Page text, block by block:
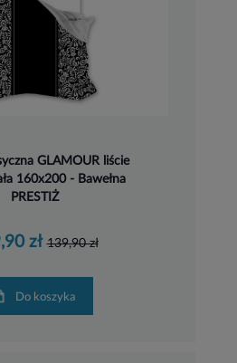
GLAMOUR liście
160x200 - Bawełna
PRESTIŻ
zł 139,90 zł
Do koszyka